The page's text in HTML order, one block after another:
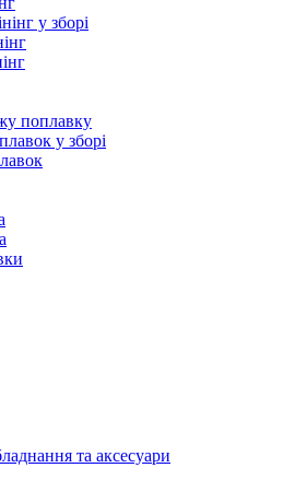
у зборі
поплавку
у зборі
та аксесуари